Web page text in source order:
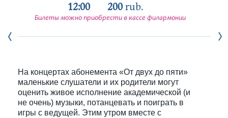
12:00 200rub.
Билеты можно приобрести в кассе филармонии
На концертах абонемента «От двух до пяти»
маленькие слушатели и их родители могут
оценить живое исполнение академической (и
не очень) музыки, потанцевать и поиграть в
игры с ведущей. Этим утром вместе с